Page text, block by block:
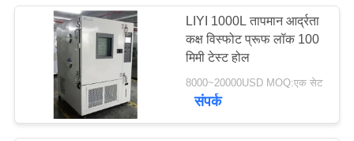
LIYI 1000L तापमान आर्द्रता
कक्ष विस्फोट प्रूफ लॉक 100
मिमी टेस्ट होल
8000~20000USD MOQ:एक सेट
संपर्क